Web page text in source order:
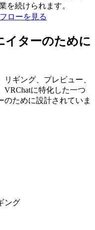
を続けられます。
ローを見る
イターのために
ギング、プレビュー、
VRChatに特化した一つ
ために設計されていま
ング